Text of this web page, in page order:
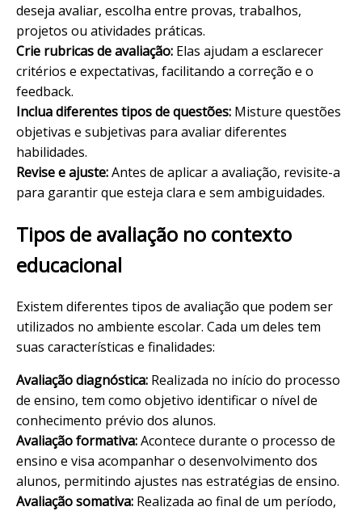
deseja avaliar, escolha entre provas, trabalhos,
projetos ou atividades práticas.
Crie rubricas de avaliação: Elas ajudam a esclarecer
critérios e expectativas, facilitando a correção e o
feedback.
Inclua diferentes tipos de questões: Misture questões
objetivas e subjetivas para avaliar diferentes
habilidades.
Revise e ajuste:Antes de aplicar a avaliação, revisite-a
para garantir que esteja clara e sem ambiguidades.
Tipos de avaliação no contexto
educacional
Existem diferentes tipos de avaliação que podem ser
utilizados no ambiente escolar. Cada um deles tem
suas características e finalidades:
Avaliação diagnóstica: Realizada no início do processo
de ensino, tem como objetivo identificar o nível de
conhecimento prévio dos alunos.
Avaliação formativa:Acontece durante o processo de
ensino e visa acompanhar o desenvolvimento dos
alunos, permitindo ajustes nas estratégias de ensino.
Avaliação somativa: Realizada ao final de um período,